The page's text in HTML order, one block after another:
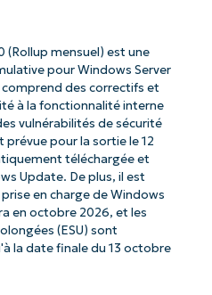
(Rollup mensuel) est une
pour Windows Server
comprend des correctifs et
à la fonctionnalité interne
vulnérabilités de sécurité
prévue pour la sortie le 12
téléchargée et
Update. De plus, il est
en charge de Windows
en octobre 2026, et les
(ESU) sont
la date finale du 13 octobre